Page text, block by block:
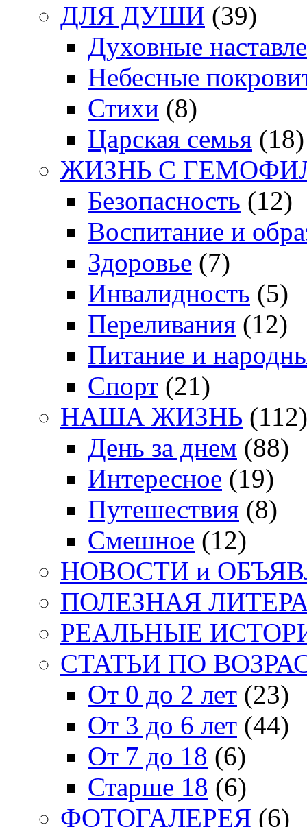
ДЛЯ ДУШИ (39)
Духовные
Небесные
Стихи (8)
Царская семья (18)
ЖИЗНЬ С
Безопасность (12)
Воспитание и
Здоровье (7)
Инвалидность (5)
Переливания (12)
Питание и
Спорт (21)
НАША ЖИЗНЬ (112)
День за днем (88)
Интересное (19)
Путешествия (8)
Смешное (12)
НОВОСТИ и
ПОЛЕЗНАЯ
РЕАЛЬНЫЕ
СТАТЬИ ПО
От 0 до 2 лет (23)
От 3 до 6 лет (44)
От 7 до 18 (6)
Старше 18 (6)
ФОТОГАЛЕРЕЯ (6)